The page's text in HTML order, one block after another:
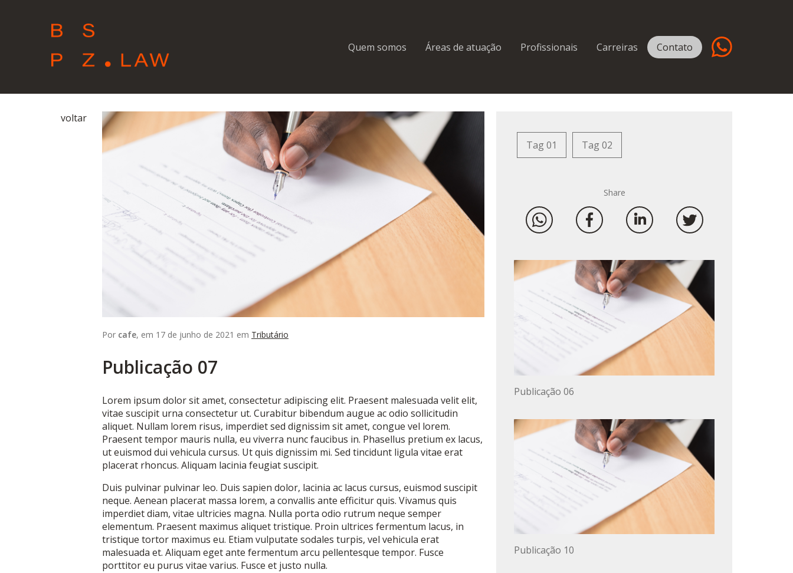
Quem somos Áreas de atuação Profissionais Carreiras Contato
voltar
Por cafe, em 17 de junho de 2021 em Tributário
Publicação 07
Lorem ipsum dolor sit amet, consectetur adipiscing elit. Praesent malesuada velit elit,
vitae suscipit urna consectetur ut. Curabitur bibendum augue ac odio sollicitudin
aliquet. Nullam lorem risus, imperdiet sed dignissim sit amet, congue vel lorem.
Praesent tempor mauris nulla, eu viverra nunc faucibus in. Phasellus pretium ex lacus,
ut euismod dui vehicula cursus. Ut quis dignissim mi. Sed tincidunt ligula vitae erat
placerat rhoncus. Aliquam lacinia feugiat suscipit.
Duis pulvinar pulvinar leo. Duis sapien dolor, lacinia ac lacus cursus, euismod suscipit
neque. Aenean placerat massa lorem, a convallis ante efficitur quis. Vivamus quis
imperdiet diam, vitae ultricies magna. Nulla porta odio rutrum neque semper
elementum. Praesent maximus aliquet tristique. Proin ultrices fermentum lacus, in
tristique tortor maximus eu. Etiam vulputate sodales turpis, vel vehicula erat
malesuada et. Aliquam eget ante fermentum arcu pellentesque tempor. Fusce
porttitor eu purus vitae varius. Fusce et justo nulla.
Tag 01 Tag 02
Share
Publicação 06
Publicação 10